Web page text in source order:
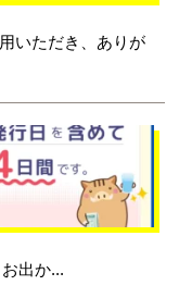
いただき、ありが
お出か...